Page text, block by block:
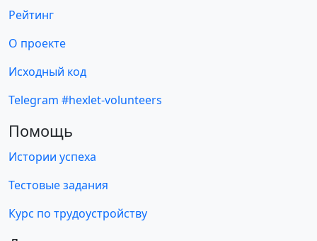
Рейтинг
О проекте
Исходный код
Telegram #hexlet-volunteers
Помощь
Истории успеха
Тестовые задания
Курс по трудоустройству